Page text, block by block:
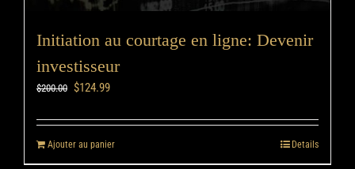
Initiation au courtage en ligne: Devenir
investisseur
$200.00 $124.99
Ajouter au panier Details